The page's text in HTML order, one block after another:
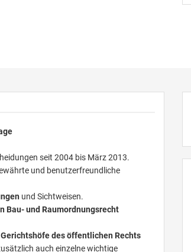
seit 2004 bis März 2013.
und benutzerfreundliche
und Sichtweisen.
Bau- und Raumordnungsrecht
des öffentlichen Rechts
auch einzelne wichtige